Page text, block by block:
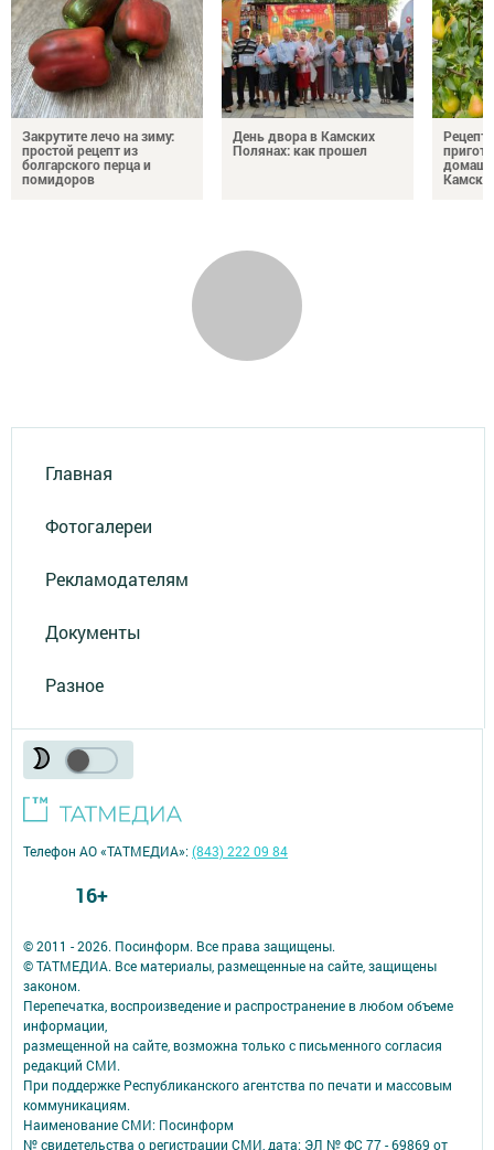
Закрутите лечо на зиму:
простой рецепт из
болгарского перца и
помидоров
День двора в Камских
Полянах: как прошел
Главная
Фотогалереи
Рекламодателям
Документы
Разное
© 2011 - 2026. Посинформ. Все права защищены.
© ТАТМЕДИА. Все материалы, размещенные на сайте, защищены
законом.
Перепечатка, воспроизведение и распространение в любом объеме
информации,
размещенной на сайте, возможна только с письменного согласия
редакций СМИ.
При поддержке Республиканского агентства по печати и массовым
коммуникациям.
Наименование СМИ: Посинформ
№ свидетельства о регистрации СМИ, дата: ЭЛ № ФС 77 - 69869 от
Телефон АО «ТАТМЕДИА»:(843) 222 09 84
16+